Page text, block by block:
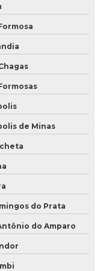
de Minas
do Prata
do Amparo